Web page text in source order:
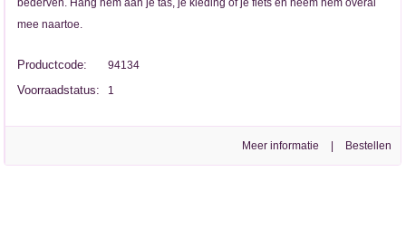
mee naartoe.
Productcode: 94134
Voorraadstatus: 1
Meer informatie |